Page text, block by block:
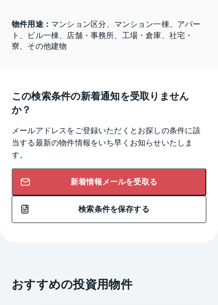
物件用途： マンション区分、マンション一棟、アパー
ト、ビル一棟、店舗・事務所、工場・倉庫、社宅・
寮、その他建物
この検索条件の新着通知を受取りません
か？
メールアドレスをご登録いただくとお探しの条件に該
当する最新の物件情報をいち早くお知らせいたしま
す。
新着情報メールを受取る
検索条件を保存する
おすすめの投資用物件